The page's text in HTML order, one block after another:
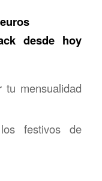
desde hoy
mensualidad
festivos de